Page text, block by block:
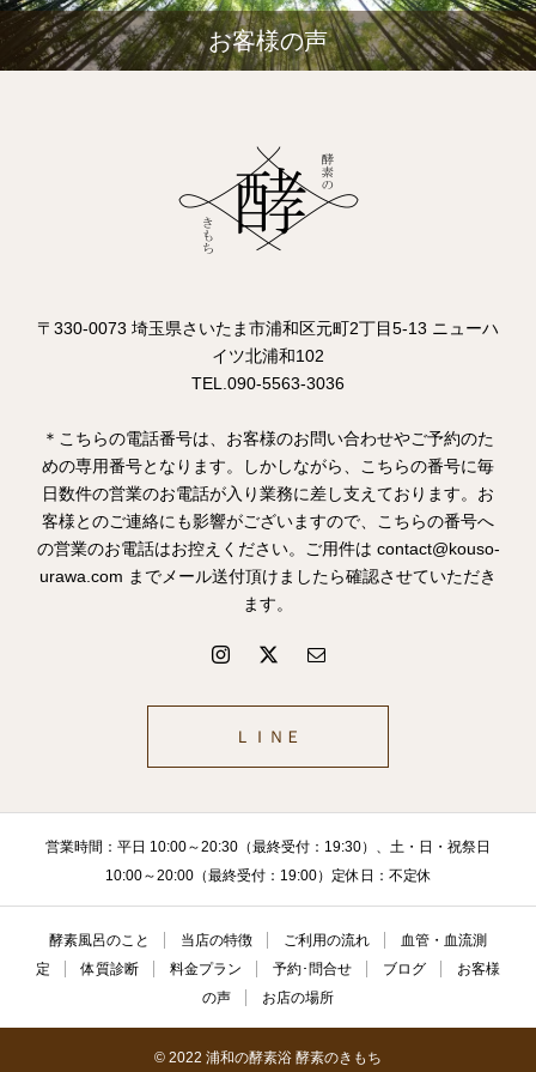
お客様の声
〒330-0073 埼玉県さいたま市浦和区元町2丁目5-13 ニューハ
イツ北浦和102
TEL.090-5563-3036
＊こちらの電話番号は、お客様のお問い合わせやご予約のた
めの専用番号となります。しかしながら、こちらの番号に毎
日数件の営業のお電話が入り業務に差し支えております。お
客様とのご連絡にも影響がございますので、こちらの番号へ
の営業のお電話はお控えください。ご用件は contact@kouso-
urawa.com までメール送付頂けましたら確認させていただき
ます。
ＬＩＮＥ
営業時間：平日 10:00～20:30（最終受付：19:30）、土・日・祝祭日
10:00～20:00（最終受付：19:00）定休日：不定休
酵素風呂のこと 当店の特徴 ご利用の流れ
血管・血流測
定
体質診断 料金プラン 予約･問合せ ブログ
お客様
の声
お店の場所
© 2022 浦和の酵素浴 酵素のきもち